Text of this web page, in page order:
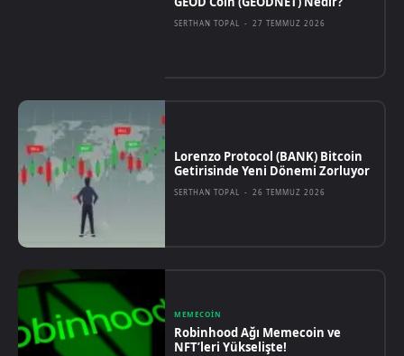
SERTHAN TOPAL - 27 TEMMUZ 2026
Lorenzo Protocol (BANK) Bitcoin
Getirisinde Yeni Dönemi Zorluyor
SERTHAN TOPAL - 26 TEMMUZ 2026
MEMECOIN
Robinhood Ağı Memecoin ve
NFT’leri Yükselişte!